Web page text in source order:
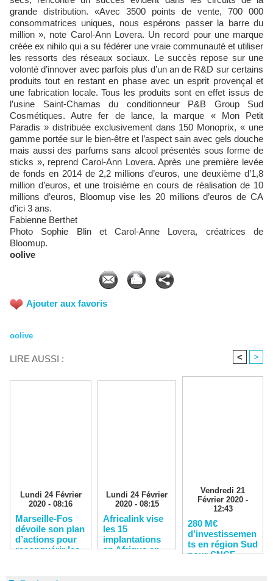
grande distribution. «Avec 3500 points de vente, 700 000
consommatrices uniques, nous espérons passer la barre du
million », note Carol-Ann Lovera. Un record pour une marque
créée ex nihilo qui a su fédérer une vraie communauté et utiliser
les ressorts des réseaux sociaux. Le succès repose sur une
volonté d’innover avec parfois plus d’un an de R&D sur certains
produits tout en restant en phase avec un esprit provençal et
une fabrication locale. Tous les produits sont en effet issus de
l’usine Saint-Chamas du conditionneur P&B Group Sud
Cosmétiques. Autre fer de lance, la marque « Mon Petit
Paradis » distribuée exclusivement dans 150 Monoprix, « une
gamme portée sur le bien-être et l’aspect sain avec gels douche
mais aussi des parfums sans alcool présentés sous forme de
sticks », reprend Carol-Ann Lovera. Après une première levée
de fonds en 2014 de 2,2 millions d’euros, une deuxième d’1,8
million d’euros, et une troisième en cours de réalisation de 10
millions d’euros, Bloomup vise les 20 millions d’euros de CA
d’ici 3 ans.
Fabienne Berthet
Photo Sophie Blin et Carol-Anne Lovera, créatrices de
Bloomup.
oolive
Ajouter aux favoris
oolive
LIRE AUSSI : < >
Lundi 24 Février
2020 - 08:16
Marseille-Fos
dévoile son plan
d’actions pour
reconquérir les
Lundi 24 Février
2020 - 08:15
Africalink vise
les 15
implantations
en Afrique en
Vendredi 21
Février 2020 -
12:43
280 M€
d’investissemen
ts en région Sud
pour SNCF